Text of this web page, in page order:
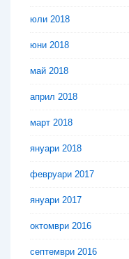
юли 2018
юни 2018
май 2018
април 2018
март 2018
януари 2018
февруари 2017
януари 2017
октомври 2016
септември 2016